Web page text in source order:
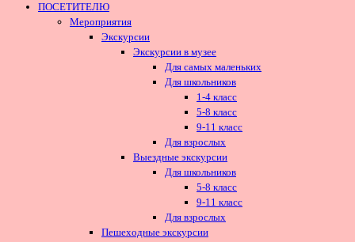
ПОСЕТИТЕЛЮ
Мероприятия
Экскурсии
Экскурсии в музее
Для самых маленьких
Для школьников
1-4 класс
5-8 класс
9-11 класс
Для взрослых
Выездные экскурсии
Для школьников
5-8 класс
9-11 класс
Для взрослых
Пешеходные экскурсии